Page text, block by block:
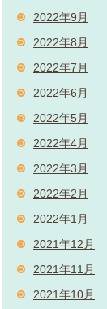
2022年9月
2022年8月
2022年7月
2022年6月
2022年5月
2022年4月
2022年3月
2022年2月
2022年1月
2021年12月
2021年11月
2021年10月